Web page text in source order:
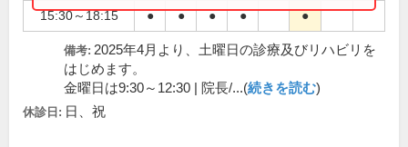
15:30～18:15 ● ● ● ● ●
備考: 2025年4月より、土曜日の診療及びリハビリを
はじめます。
金曜日は9:30～12:30 | 院長/...(続きを読む)
休診日: 日、祝